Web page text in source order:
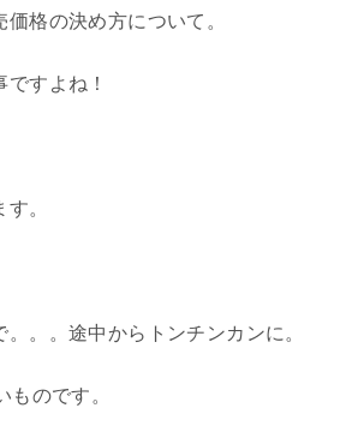
格の決め方について。
すよね！
。
。。途中からトンチンカンに。
のです。